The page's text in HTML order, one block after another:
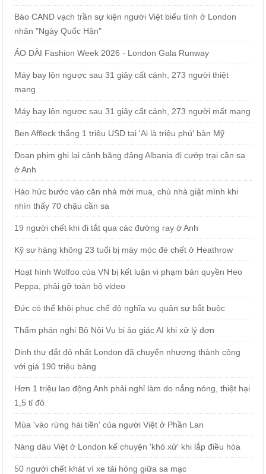
Báo CAND vạch trần sự kiện người Việt biểu tình ở London
nhân "Ngày Quốc Hận"
ÁO DÀI Fashion Week 2026 - London Gala Runway
Máy bay lộn ngược sau 31 giây cất cánh, 273 người thiệt
mạng
Máy bay lộn ngược sau 31 giây cất cánh, 273 người mất mạng
Ben Affleck thắng 1 triệu USD tại 'Ai là triệu phú' bản Mỹ
Đoạn phim ghi lại cảnh băng đảng Albania đi cướp trại cần sa
ở Anh
Háo hức bước vào căn nhà mới mua, chủ nhà giật mình khi
nhìn thấy 70 chậu cần sa
19 người chết khi đi tắt qua các đường ray ở Anh
Kỹ sư hàng không 23 tuổi bị máy móc đè chết ở Heathrow
Hoạt hình Wolfoo của VN bị kết luận vi phạm bản quyền Heo
Peppa, phải gỡ toàn bộ video
Đức có thể khôi phục chế độ nghĩa vụ quân sự bắt buộc
Thẩm phán nghi Bộ Nội Vụ bị ảo giác AI khi xử lý đơn
Dinh thự đắt đỏ nhất London đã chuyển nhượng thành công
với giá 190 triệu bảng
Hơn 1 triệu lao động Anh phải nghỉ làm do nắng nóng, thiệt hại
1,5 tỉ đô
Mùa 'vào rừng hái tiền' của người Việt ở Phần Lan
Nàng dâu Việt ở London kể chuyện 'khó xử' khi lắp điều hòa
50 người chết khát vì xe tải hỏng giữa sa mạc